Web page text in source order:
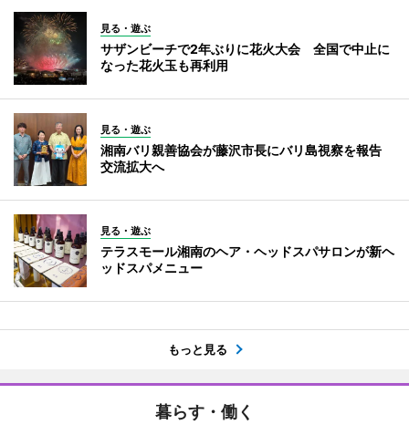
見る・遊ぶ
サザンビーチで2年ぶりに花火大会 全国で中止に
なった花火玉も再利用
見る・遊ぶ
湘南バリ親善協会が藤沢市長にバリ島視察を報告
交流拡大へ
見る・遊ぶ
テラスモール湘南のヘア・ヘッドスパサロンが新ヘ
ッドスパメニュー
もっと見る
暮らす・働く